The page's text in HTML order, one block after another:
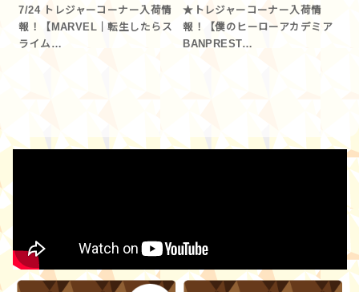
7/24 トレジャーコーナー入荷情
報！【MARVEL｜転生したらス
ライム…
★トレジャーコーナー入荷情
報！【僕のヒーローアカデミア
BANPREST…